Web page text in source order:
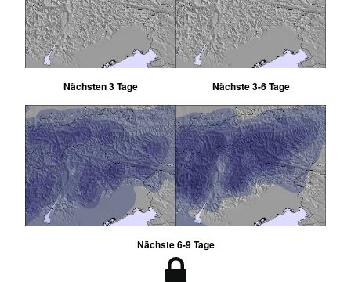
Nächsten 3 Tage Nächste 3-6 Tage
Nächste 6-9 Tage